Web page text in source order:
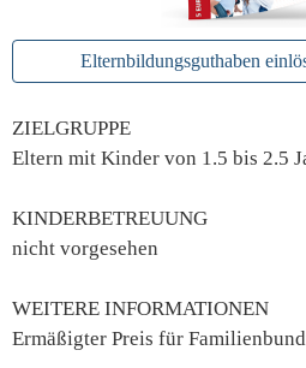
Elternbildungsguthaben
ZIELGRUPPE
Eltern mit Kinder von 1.5 bis 2.5
KINDERBETREUUNG
nicht vorgesehen
WEITERE INFORMATIONEN
Ermäßigter Preis für